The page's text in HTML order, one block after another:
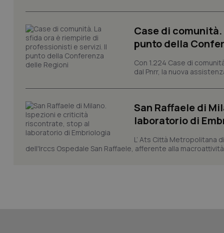
Case di
punto della
Con 1.224 Case di
dal Pnrr, la nuova
San Raffaele di
laboratorio di
L’ Ats Città Metropolitana
dell'Irccs Ospedale San Raffaele, afferente alla
tracking-sites-
tracking-sites-
session-id
_ga